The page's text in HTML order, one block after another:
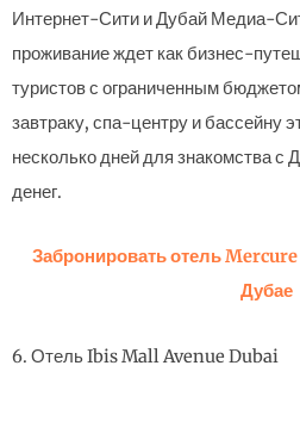
Интернет-Сити и Дубай Медиа-
проживание ждет как бизнес-
туристов с ограниченным
завтраку, спа-центру и бассейну
несколько дней для знакомства с
денег.
Забронировать отель
Дубае
6. Отель Ibis Mall Avenue Dubai